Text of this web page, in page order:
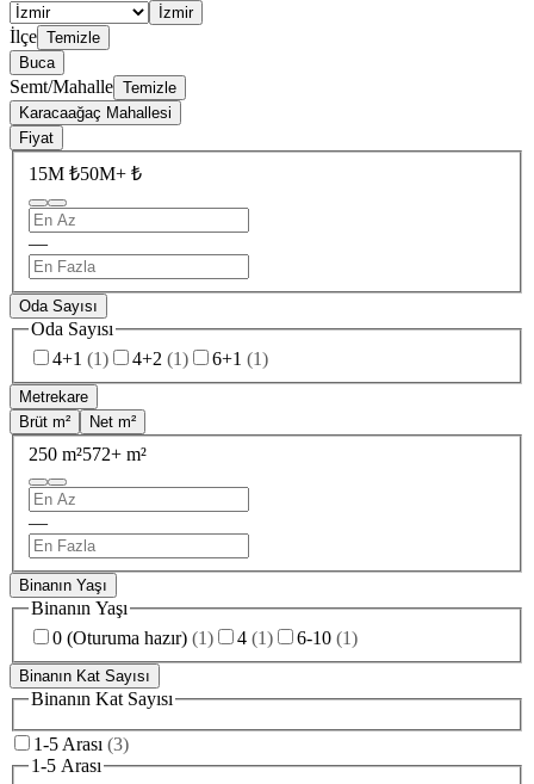
İzmir
İlçe Temizle
Buca
Semt/Mahalle Temizle
Karacaağaç Mahallesi
Fiyat
15M ₺50M+ ₺
—
Oda Sayısı
Oda Sayısı
4+1 (1) 4+2 (1) 6+1 (1)
Metrekare
Brüt m²
Net m²
250 m²572+ m²
—
Binanın Yaşı
Binanın Yaşı
0 (Oturuma hazır) (1) 4 (1) 6-10 (1)
Binanın Kat Sayısı
Binanın Kat Sayısı
1-5 Arası (3)
1-5 Arası